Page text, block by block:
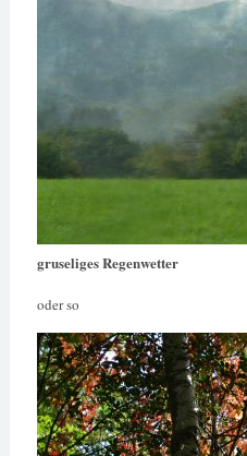
gruseliges Regenwetter
oder so